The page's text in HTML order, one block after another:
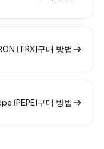
(TRX)구매 방법
(PEPE)구매 방법